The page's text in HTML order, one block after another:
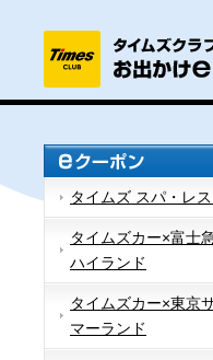
タイムズ スパ・レス
タイムズカー×富士
ハイランド
タイムズカー×東京
マーランド